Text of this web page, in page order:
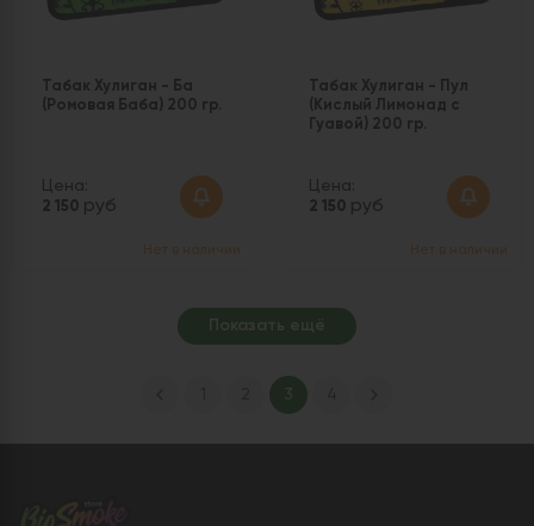
Табак Хулиган - Ба
(Ромовая Баба) 200 гр.
Цена:
2 150 руб
Нет в наличии
Табак Хулиган - Пул
(Кислый Лимонад с
Гуавой) 200 гр.
Цена:
2 150 руб
Нет в наличии
Показать ещё
3